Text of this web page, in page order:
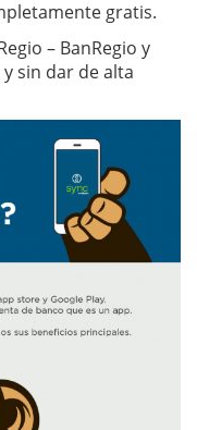
gratis.
– BanRegio y
sin dar de alta